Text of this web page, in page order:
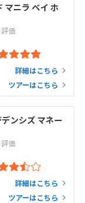
マニラ ベイ ホ
価
詳細はこちら
ツアーはこちら
ンシズ マネー
価
詳細はこちら
ツアーはこちら